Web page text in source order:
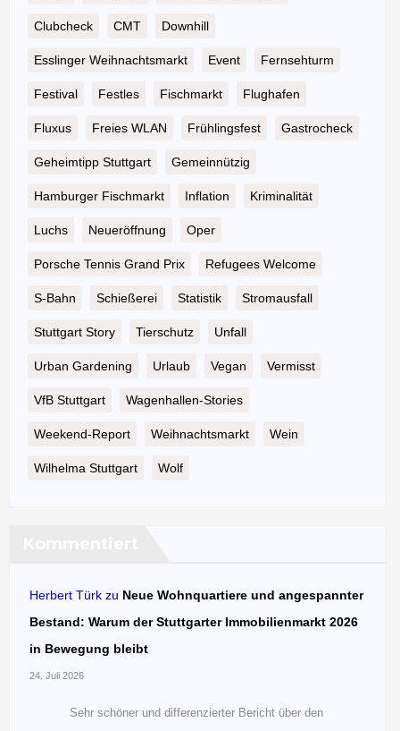
Clubcheck CMT Downhill
Esslinger Weihnachtsmarkt Event Fernsehturm
Festival Festles Fischmarkt Flughafen
Fluxus Freies WLAN Frühlingsfest Gastrocheck
Geheimtipp Stuttgart Gemeinnützig
Hamburger Fischmarkt Inflation Kriminalität
Luchs Neueröffnung Oper
Porsche Tennis Grand Prix Refugees Welcome
S-Bahn Schießerei Statistik Stromausfall
Stuttgart Story Tierschutz Unfall
Urban Gardening Urlaub Vegan Vermisst
VfB Stuttgart Wagenhallen-Stories
Weekend-Report Weihnachtsmarkt Wein
Wilhelma Stuttgart Wolf
Herbert Türk zu Neue Wohnquartiere und angespannter
Bestand: Warum der Stuttgarter Immobilienmarkt 2026
in Bewegung bleibt
24. Juli 2026
Sehr schöner und differenzierter Bericht über den